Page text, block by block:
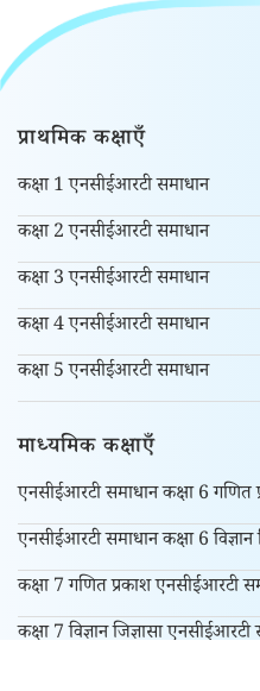
प्राथमिक कक्षाएँ
कक्षा 1 एनसीईआरटी समाधान
कक्षा 2 एनसीईआरटी समाधान
कक्षा 3 एनसीईआरटी समाधान
कक्षा 4 एनसीईआरटी समाधान
कक्षा 5 एनसीईआरटी समाधान
माध्यमिक कक्षाएँ
एनसीईआरटी समाधान कक्षा 6
एनसीईआरटी समाधान कक्षा 6 विज्ञान
कक्षा 7 गणित प्रकाश एनसीईआरटी
कक्षा 7 विज्ञान जिज्ञासा